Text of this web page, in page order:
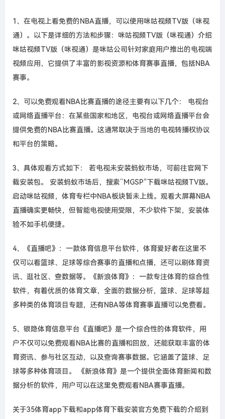
1、在电视上看免费的NBA直播，可以使用咪咕视频TV版（咪视
通）。以下是详细的方法和步骤：咪咕视频TV版（咪视通）介绍
咪咕视频TV版（咪视通）是咪咕公司针对家庭用户推出的电视端
视频应用，它提供了丰富的影视资源和体育赛事直播，包括NBA
赛事。
2、可以免费观看NBA比赛直播的途径主要有以下几个： 电视台
或网络直播平台：在某些国家和地区，电视台或网络直播平台会
提供免费的NBA比赛直播。这通常取决于当地的电视转播权协议
和平台的策略。
3、具体观看方式如下： 若电视未安装蚂蚁市场，可前往官网下
载安装包。 安装蚂蚁市场后，搜索“MGSP”下载咪咕视频TV版。
启动咪咕视频，体育专栏中NBA板块暂未上线。观看大屏幕NBA
直播确实更畅快，但智能电视使用受限，不少软件下架，安装体
验不如手机便捷。
4、《直播吧》：一款体育信息平台软件，体育爱好者在这里不
仅可以看篮球、足球等综合赛事的直播和点播，还可以刷体育资
讯、逛社区、查数据等。《新浪体育》：一款专注体育的综合性
软件，有着优质的体育文章，全面的数据分析，篮球、足球等超
多种类的体育项目专题，还有NBA等体育赛事直播可以免费看。
5、银隐体育信息平台《直播吧》是一个综合性的体育软件，用
户不仅可以免费观看NBA比赛的直播和回放，还能获取丰富的体
育资讯、参与社区互动，以及查询赛事数据。它涵盖了篮球、足
球等多种体育项目。 《新浪体育》是一个提供全面体育新闻和数
据分析的软件，用户可以在这里免费观看NBA赛事直播。
关于35体育app下载和app体育下载安装官方免费下载的介绍到